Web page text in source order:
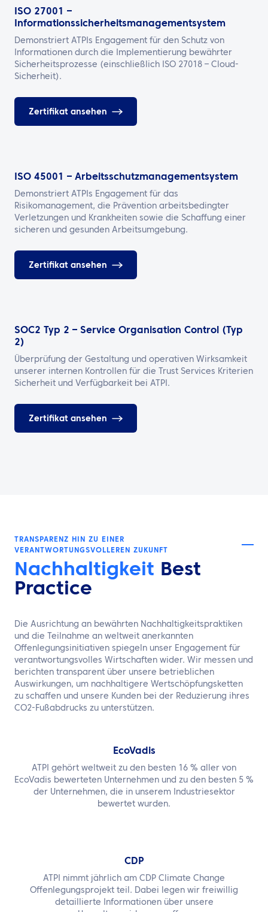
ISO 27001 –
Informationssicherheitsmanagementsystem
Demonstriert ATPIs Engagement für den Schutz von
Informationen durch die Implementierung bewährter
Sicherheitsprozesse (einschließlich ISO 27018 – Cloud-
Sicherheit).
Zertifikat ansehen
ISO 45001 – Arbeitsschutzmanagementsystem
Demonstriert ATPIs Engagement für das
Risikomanagement, die Prävention arbeitsbedingter
Verletzungen und Krankheiten sowie die Schaffung einer
sicheren und gesunden Arbeitsumgebung.
Zertifikat ansehen
SOC2 Typ 2 – Service Organisation Control (Typ
2)
Überprüfung der Gestaltung und operativen Wirksamkeit
unserer internen Kontrollen für die Trust Services Kriterien
Sicherheit und Verfügbarkeit bei ATPI.
Zertifikat ansehen
TRANSPARENZ HIN ZU EINER
VERANTWORTUNGSVOLLEREN ZUKUNFT
Nachhaltigkeit Best
Practice
Die Ausrichtung an bewährten Nachhaltigkeitspraktiken
und die Teilnahme an weltweit anerkannten
Offenlegungsinitiativen spiegeln unser Engagement für
verantwortungsvolles Wirtschaften wider. Wir messen und
berichten transparent über unsere betrieblichen
Auswirkungen, um nachhaltigere Wertschöpfungsketten
zu schaffen und unsere Kunden bei der Reduzierung ihres
CO2-Fußabdrucks zu unterstützen.
EcoVadis
ATPI gehört weltweit zu den besten 16 % aller von
EcoVadis bewerteten Unternehmen und zu den besten 5 %
der Unternehmen, die in unserem Industriesektor
bewertet wurden.
CDP
ATPI nimmt jährlich am CDP Climate Change
Offenlegungsprojekt teil. Dabei legen wir freiwillig
detaillierte Informationen über unsere